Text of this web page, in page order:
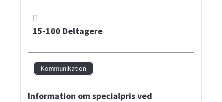
15-100 Deltagere
Kommunikation
Information om specialpris ved